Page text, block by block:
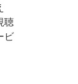
聴
ビ